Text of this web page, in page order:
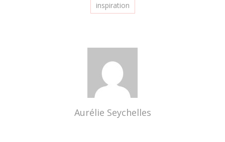
inspiration
Aurélie Seychelles